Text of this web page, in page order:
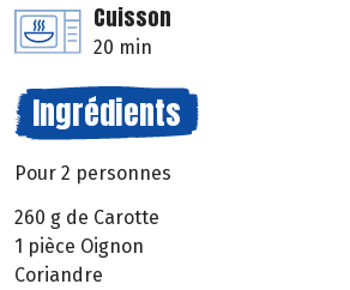
Cuisson
20 min
Ingrédients
Pour 2 personnes
260 g de Carotte
1 pièce Oignon
Coriandre